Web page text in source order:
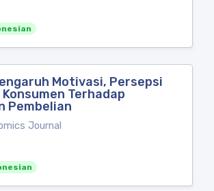
Motivasi, Persepsi
Konsumen Terhadap
Pembelian
Journal